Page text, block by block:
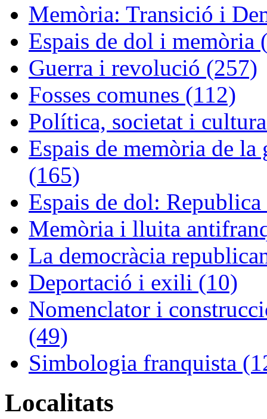
Memòria: Transició i
Espais de dol i memòria
Guerra i revolució (257)
Fosses comunes (112)
Política, societat i
Espais de memòria de
(165)
Espais de dol:
Memòria i lluita
La democràcia
Deportació i exili (10)
Nomenclator i
(49)
Simbologia franquista
Localitats